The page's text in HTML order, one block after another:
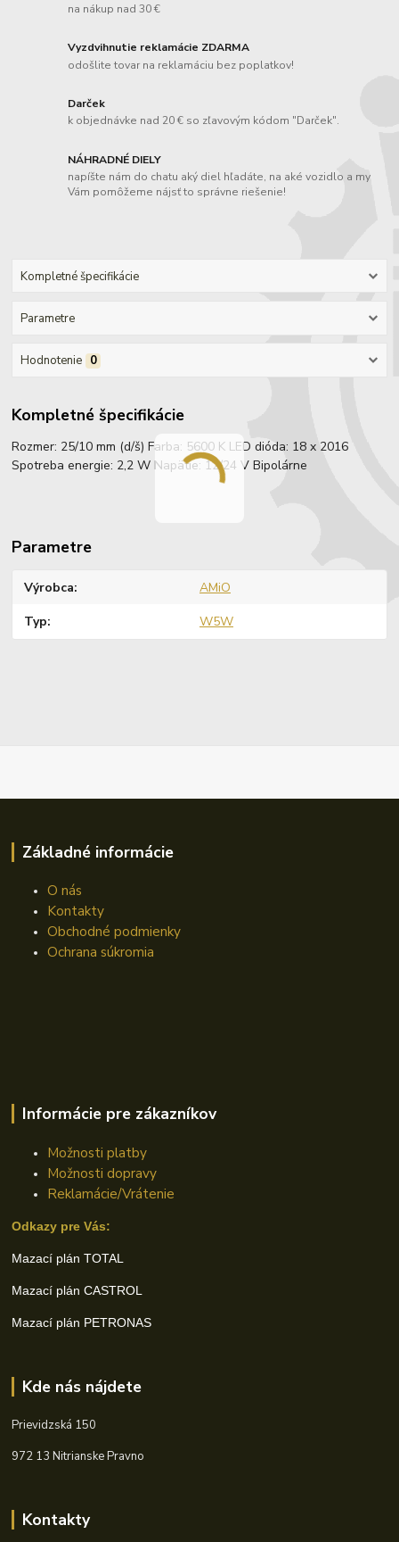
na nákup nad 30 €
Vyzdvihnutie reklamácie ZDARMA
odošlite tovar na reklamáciu bez poplatkov!
Darček
k objednávke nad 20 € so zľavovým kódom "Darček".
NÁHRADNÉ DIELY
napíšte nám do chatu aký diel hľadáte, na aké vozidlo a my
Vám pomôžeme nájsť to správne riešenie!
Kompletné špecifikácie
Parametre
Hodnotenie 0
Kompletné špecifikácie
Rozmer: 25/10 mm (d/š) Farba: 5600 K LED dióda: 18 x 2016
Spotreba energie: 2,2 W Napätie: 12/24 V Bipolárne
Parametre
Výrobca AMiO
Typ W5W
Základné informácie
O nás
Kontakty
Obchodné podmienky
Ochrana súkromia
Informácie pre zákazníkov
Možnosti platby
Možnosti dopravy
Reklamácie/Vrátenie
Odkazy pre Vás:
Mazací plán TOTAL
Mazací plán CASTROL
Mazací plán PETRONAS
Kde nás nájdete
Prievidzská 150
972 13 Nitrianske Pravno
Kontakty